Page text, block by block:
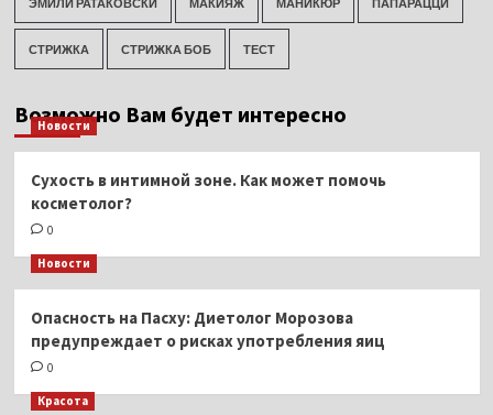
СТРИЖКА СТРИЖКА БОБ ТЕСТ
Возможно Вам будет интересно
Новости
Сухость в интимной зоне. Как может помочь
косметолог?
0
Новости
Опасность на Пасху: Диетолог Морозова
предупреждает о рисках употребления яиц
0
Красота